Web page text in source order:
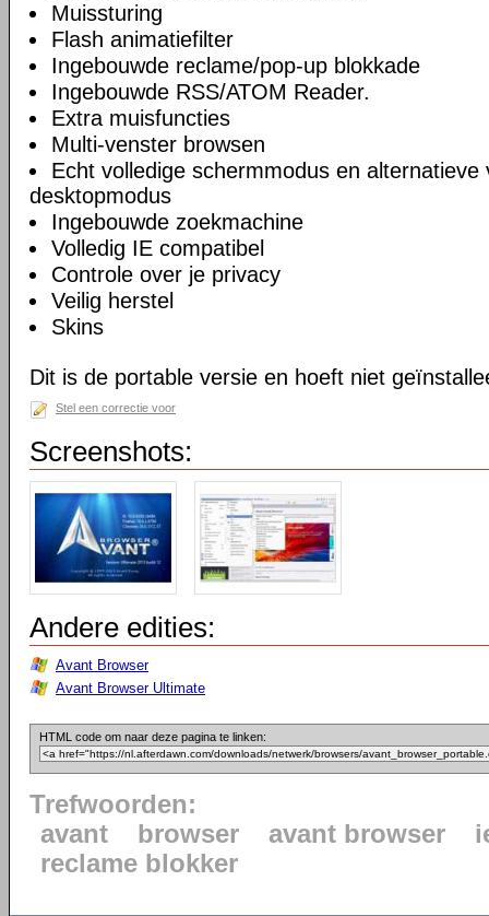
Muissturing
Flash animatiefilter
Ingebouwde reclame/pop-up blokkade
Ingebouwde RSS/ATOM Reader.
Extra muisfuncties
Multi-venster browsen
Echt volledige schermmodus en alternatieve
desktopmodus
Ingebouwde zoekmachine
Volledig IE compatibel
Controle over je privacy
Veilig herstel
Skins
Dit is de portable versie en hoeft niet
Stel een correctie voor
Screenshots:
Andere edities:
Avant Browser
Avant Browser Ultimate
HTML code om naar deze pagina te linken:
Trefwoorden:
avant
browser avant browser
reclame blokker